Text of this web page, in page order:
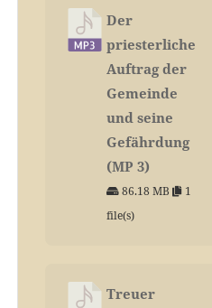
Der
priesterliche
Auftrag der
Gemeinde
und seine
Gefährdung
(MP 3)
86.18 MB
1
file(s)
Treuer